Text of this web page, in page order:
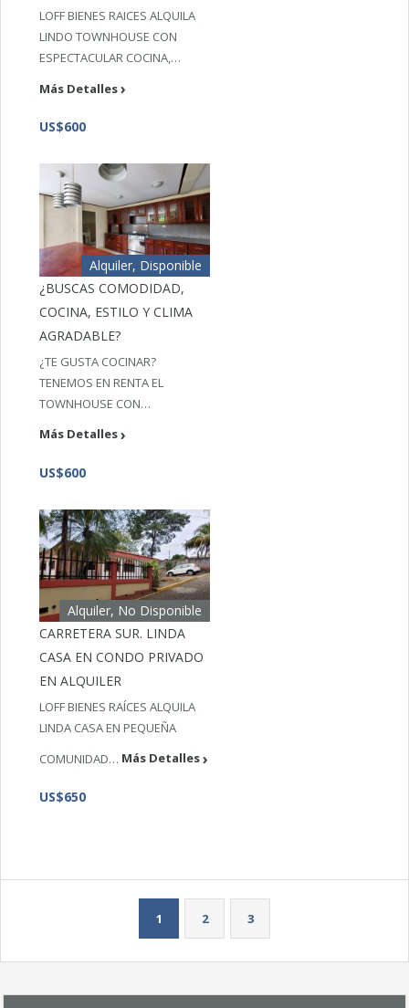
LOFF BIENES RAICES ALQUILA
LINDO TOWNHOUSE CON
ESPECTACULAR COCINA,…
Más Detalles
US$600
Alquiler, Disponible
¿BUSCAS COMODIDAD,
COCINA, ESTILO Y CLIMA
AGRADABLE?
¿TE GUSTA COCINAR?
TENEMOS EN RENTA EL
TOWNHOUSE CON…
Más Detalles
US$600
Alquiler, No Disponible
CARRETERA SUR. LINDA
CASA EN CONDO PRIVADO
EN ALQUILER
LOFF BIENES RAÍCES ALQUILA
LINDA CASA EN PEQUEÑA
COMUNIDAD… Más Detalles
US$650
1 2 3